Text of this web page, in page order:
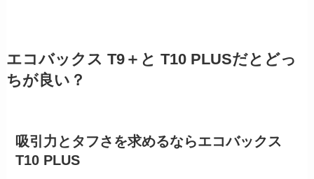
エコバックス T9＋と T10 PLUSだとどっ
ちが良い？
吸引力とタフさを求めるならエコバックス
T10 PLUS